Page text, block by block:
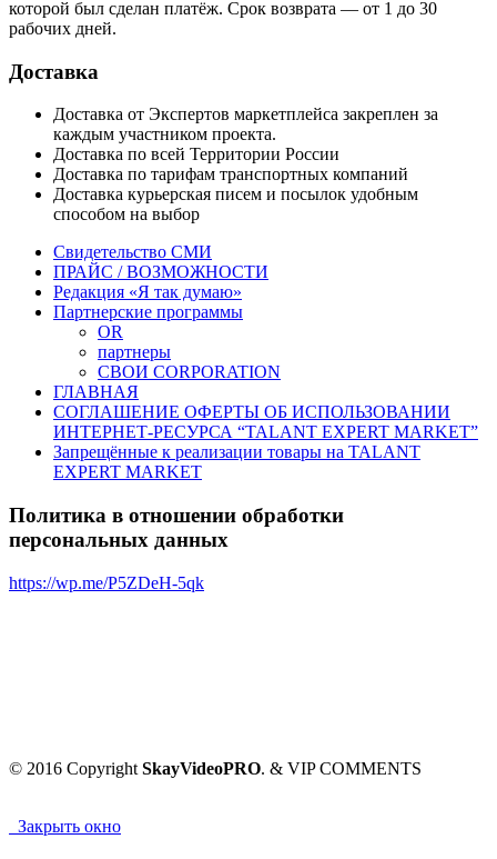
которой был сделан платёж. Срок возврата — от 1 до 30
рабочих дней.
Доставка
Доставка от Экспертов маркетплейса закреплен за
каждым участником проекта.
Доставка по всей Территории России
Доставка по тарифам транспортных компаний
Доставка курьерская писем и посылок удобным
способом на выбор
Свидетельство СМИ
ПРАЙС / ВОЗМОЖНОСТИ
Редакция «Я так думаю»
Партнерские программы
OR
партнеры
СВОИ CORPORATION
ГЛАВНАЯ
СОГЛАШЕНИЕ ОФЕРТЫ ОБ ИСПОЛЬЗОВАНИИ
ИНТЕРНЕТ-РЕСУРСА “TALANT EXPERT MARKET”
Запрещённые к реализации товары на TALANT
EXPERT MARKET
Политика в отношении обработки
персональных данных
https://wp.me/P5ZDeH-5qk
© 2016 Copyright SkayVideoPRO. & VIP COMMENTS
Закрыть окно